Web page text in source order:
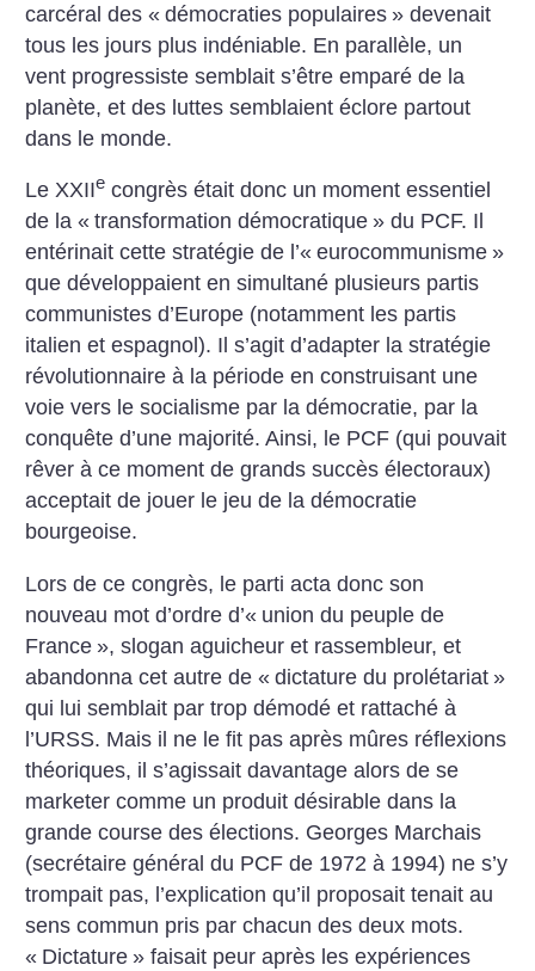
carcéral des « démocraties populaires » devenait
tous les jours plus indéniable. En parallèle, un
vent progressiste semblait s’être emparé de la
planète, et des luttes semblaient éclore partout
dans le monde.
Le XXIIe congrès était donc un moment essentiel
de la « transformation démocratique » du PCF. Il
entérinait cette stratégie de l’« eurocommunisme »
que développaient en simultané plusieurs partis
communistes d’Europe (notamment les partis
italien et espagnol). Il s’agit d’adapter la stratégie
révolutionnaire à la période en construisant une
voie vers le socialisme par la démocratie, par la
conquête d’une majorité. Ainsi, le PCF (qui pouvait
rêver à ce moment de grands succès électoraux)
acceptait de jouer le jeu de la démocratie
bourgeoise.
Lors de ce congrès, le parti acta donc son
nouveau mot d’ordre d’« union du peuple de
France », slogan aguicheur et rassembleur, et
abandonna cet autre de « dictature du prolétariat »
qui lui semblait par trop démodé et rattaché à
l’URSS. Mais il ne le fit pas après mûres réflexions
théoriques, il s’agissait davantage alors de se
marketer comme un produit désirable dans la
grande course des élections. Georges Marchais
(secrétaire général du PCF de 1972 à 1994) ne s’y
trompait pas, l’explication qu’il proposait tenait au
sens commun pris par chacun des deux mots.
« Dictature » faisait peur après les expériences